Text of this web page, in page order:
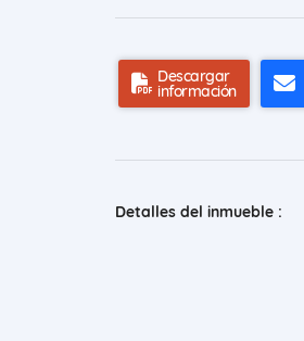
Descargar
información
Detalles del inmueble :